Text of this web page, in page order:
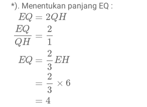
*). Menentukan panjang EQ :
EQ
EQ
QH
EQ
= 2QH
=
2
1
=
2
3
EH
=
2
3
× 6
= 4